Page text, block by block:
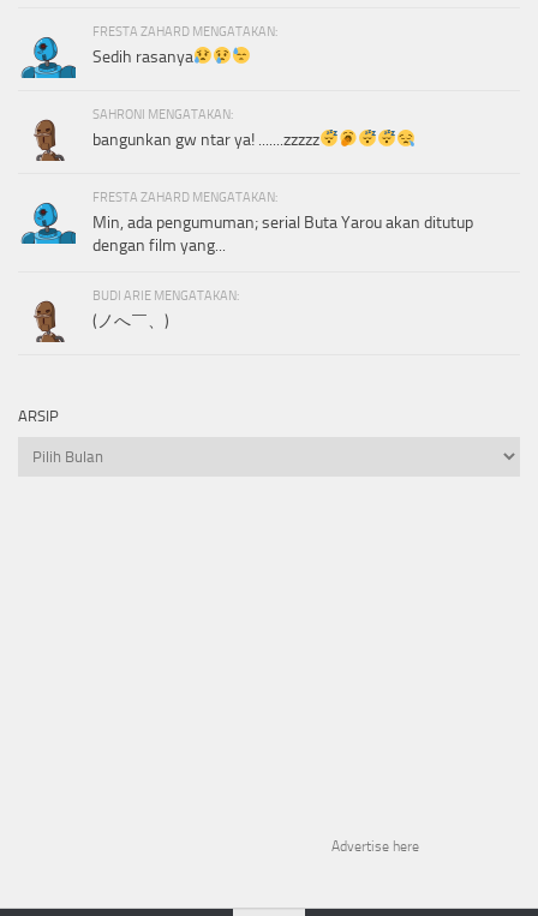
FRESTA ZAHARD MENGATAKAN:
Sedih rasanya
SAHRONI MENGATAKAN:
bangunkan gw ntar ya! .......zzzzz
FRESTA ZAHARD MENGATAKAN:
Min, ada pengumuman; serial Buta Yarou akan ditutup
dengan film yang...
BUDI ARIE MENGATAKAN:
(ノへ￣、)
ARSIP
Arsip
Advertise here